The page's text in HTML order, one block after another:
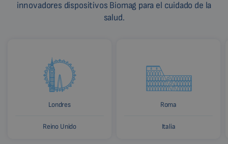
innovadores dispositivos Biomag para el cuidado de la
salud.
Londres
Reino Unido
Roma
Italia